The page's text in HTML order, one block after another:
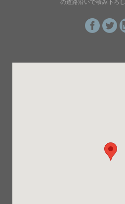
の道路沿いで積み下ろし